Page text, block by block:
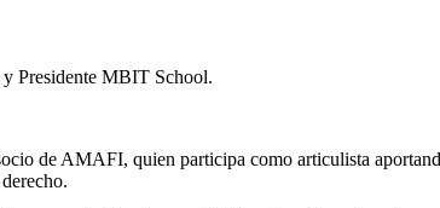
Presidente MBIT School.
de AMAFI, quien participa como articulista